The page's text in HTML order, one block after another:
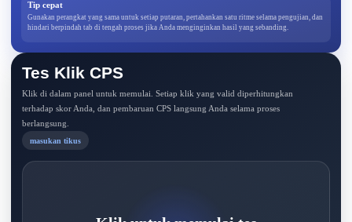
Tip cepat
Gunakan perangkat yang sama untuk setiap putaran, pertahankan satu ritme selama pengujian, dan
hindari berpindah tab di tengah proses jika Anda menginginkan hasil yang sebanding.
Tes Klik CPS
Klik di dalam panel untuk memulai. Setiap klik yang valid diperhitungkan
terhadap skor Anda, dan pembaruan CPS langsung Anda selama proses
berlangsung.
masukan tikus